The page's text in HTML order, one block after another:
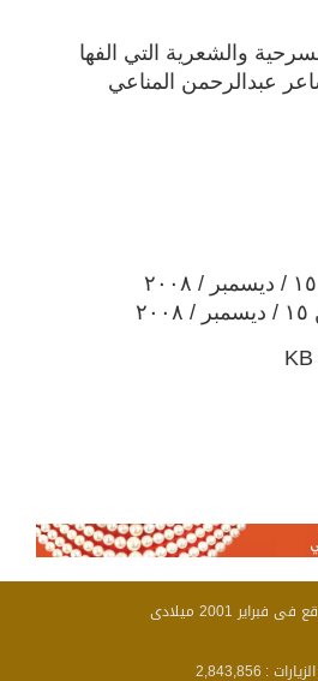
والشعرية التي الفها
عبدالرحمن المناعي
2001 ميلادى
:
2,843,856